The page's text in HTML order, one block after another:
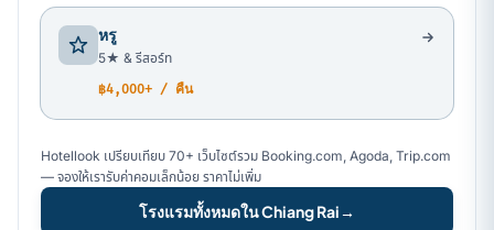
หรู
5★ & รีสอร์ท
฿4,000+ / คืน
Hotellook เปรียบเทียบ 70+ เว็บไซต์รวม Booking.com, Agoda, Trip.com
— จองให้เรารับค่าคอมเล็กน้อย ราคาไม่เพิ่ม
โรงแรมทั้งหมดใน Chiang Rai→